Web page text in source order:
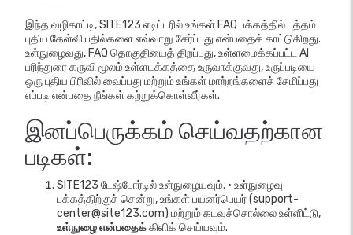
இந்த வழிகாட்டி, SITE123 எடிட்டரில் உங்கள் FAQ பக்கத்தில் புத்தம்
புதிய கேள்வி பதில்களை எவ்வாறு சேர்ப்பது என்பதைக் காட்டுகிறது.
உள்நுழைவது, FAQ தொகுதியைத் திறப்பது, உள்ளமைக்கப்பட்ட AI
பரிந்துரை கருவி மூலம் உள்ளடக்கத்தை உருவாக்குவது, உருப்படியை
ஒரு புதிய பிரிவில் வைப்பது மற்றும் உங்கள் மாற்றங்களைச் சேமிப்பது
எப்படி என்பதை நீங்கள் கற்றுக்கொள்வீர்கள்.
இனப்பெருக்கம் செய்வதற்கான
படிகள்:
SITE123 டேஷ்போர்டில் உள்நுழையவும். • உள்நுழைவு
பக்கத்திற்குச் சென்று, உங்கள் பயனர்பெயர் (support-
center@site123.com) மற்றும் கடவுச்சொல்லை உள்ளிட்டு,
உள்நுழை என்பதைக்கிளிக் செய்யவும்.